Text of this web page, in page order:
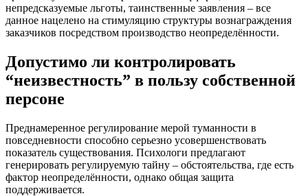
непредсказуемые льготы, таинственные заявления – все
данное нацелено на стимуляцию структуры вознаграждения
заказчиков посредством производство неопределённости.
Допустимо ли контролировать
“неизвестность” в пользу собственной
персоне
Преднамеренное регулирование мерой туманности в
повседневности способно серьезно усовершенствовать
показатель существования. Психологи предлагают
генерировать регулируемую тайну – обстоятельства, где есть
фактор неопределённости, однако общая защита
поддерживается.